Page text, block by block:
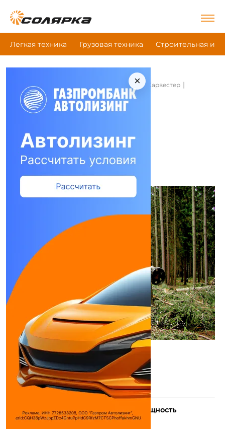
Легкая техника Грузовая техника Строительная и
×
Главная Сельскохозяйственная техника | Харвестер |
Rottne H-20B
Харвестер Rottne H-20B
Количество цилиндров
Макс. мощность
254 л.с.